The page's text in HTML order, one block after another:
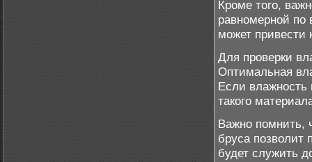
Кроме того,
равномерной по
может привести
Для проверки
Оптимальная
Если влажность
такого
Важно помнить,
бруса позволит
будет служить